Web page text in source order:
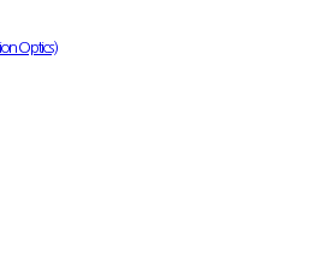
Optics)